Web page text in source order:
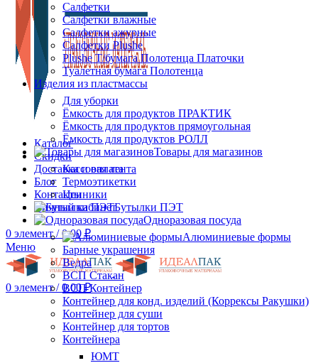
Каталог
Скидки
Доставка и оплата
Блог
Контакты
Личный кабинет
0 элемент / 0.00₽
Меню
0 элемент / 0.00₽
Салфетки
Салфетки влажные
Салфетки ажурные
Салфетки Plushe
Plushe Т/бумага Полотенца Платочки
Туалетная бумага Полотенца
Изделия из пластмассы
Для уборки
Ёмкость для продуктов ПРАКТИК
Ёмкость для продуктов прямоугольная
Ёмкость для продуктов РОЛЛ
Товары для магазинов
Кассовая лента
Термоэтикетки
Ценники
Бутылки ПЭТ
Одноразовая посуда
Алюминиевые формы
Барные украшения
Ведра
ВСП Стакан
ВСП Контейнер
Контейнер для конд. изделий (Коррексы Ракушки)
Контейнер для суши
Контейнер для тортов
Контейнера
ЮМТ